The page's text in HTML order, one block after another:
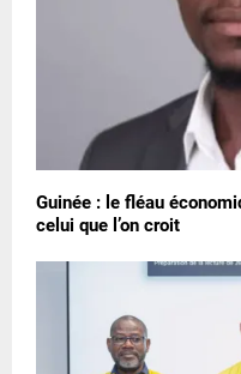
Guinée : le fléau
celui que l’on croit